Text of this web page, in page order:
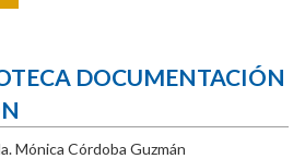
DOCUMENTACIÓN
Mónica Córdoba Guzmán